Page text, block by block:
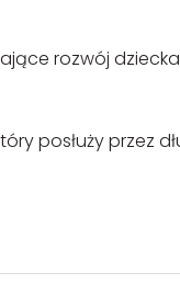
rozwój
posłuży przez